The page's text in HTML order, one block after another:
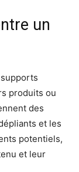
un
produits ou
des
et les
potentiels,
et leur